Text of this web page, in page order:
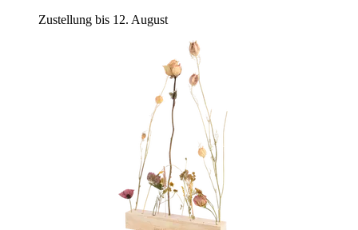
Zustellung bis 12. August